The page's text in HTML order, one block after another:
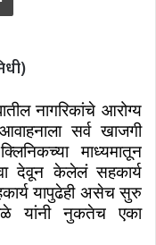
नागरिकांचे आरोग्य
सर्व खाजगी
माध्यमातून
देवून केलेलं सहकार्य
यापुढेही असेच सुरु
यांनी नुकतेच एका